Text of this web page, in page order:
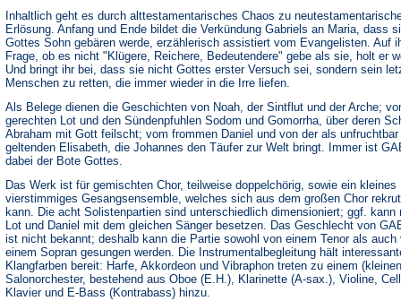
Inhaltlich geht es durch alttestamentarisches Chaos zu
Erlösung. Anfang und Ende bildet die Verkündung Gabriels an Maria, dass
Gottes Sohn gebären werde, erzählerisch assistiert vom Evangelisten. Auf
Frage, ob es nicht "Klügere, Reichere, Bedeutendere" gebe als sie, holt er
Und bringt ihr bei, dass sie nicht Gottes erster Versuch sei, sondern sein
Menschen zu retten, die immer wieder in die Irre liefen.
Als Belege dienen die Geschichten von Noah, der Sintflut und der Arche;
gerechten Lot und den Sündenpfuhlen Sodom und Gomorrha, über deren
Abraham mit Gott feilscht; vom frommen Daniel und von der als unfruchtbar
geltenden Elisabeth, die Johannes den Täufer zur Welt bringt. Immer ist
dabei der Bote Gottes.
Das Werk ist für gemischten Chor, teilweise doppelchörig, sowie ein kleines
vierstimmiges Gesangsensemble, welches sich aus dem großen Chor
kann. Die acht Solistenpartien sind unterschiedlich dimensioniert; ggf. kann
Lot und Daniel mit dem gleichen Sänger besetzen. Das Geschlecht von
ist nicht bekannt; deshalb kann die Partie sowohl von einem Tenor als auch
einem Sopran gesungen werden. Die Instrumentalbegleitung hält
Klangfarben bereit: Harfe, Akkordeon und Vibraphon treten zu einem
Salonorchester, bestehend aus Oboe (E.H.), Klarinette (A-sax.), Violine,
Klavier und E-Bass (Kontrabass) hinzu.